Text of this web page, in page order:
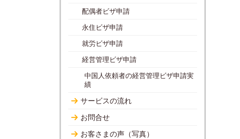
配偶者ビザ申請
永住ビザ申請
就労ビザ申請
経営管理ビザ申請
中国人依頼者の経営管理ビザ申請実
績
サービスの流れ
お問合せ
お客さまの声（写真）